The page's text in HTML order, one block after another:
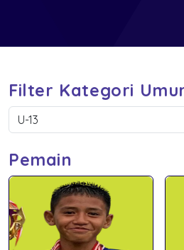
Filter Kategori
Pemain